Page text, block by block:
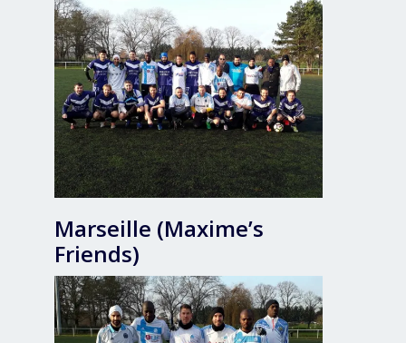
Marseille (Maxime’s
Friends)